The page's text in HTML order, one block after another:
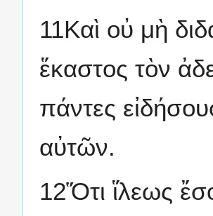
11Καὶ οὐ μὴ
ἕκαστος τὸν
πάντες
αὐτῶν.
12Ὅτι ἵλεως